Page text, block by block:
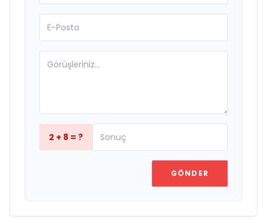
2 + 8 = ?
GÖNDER